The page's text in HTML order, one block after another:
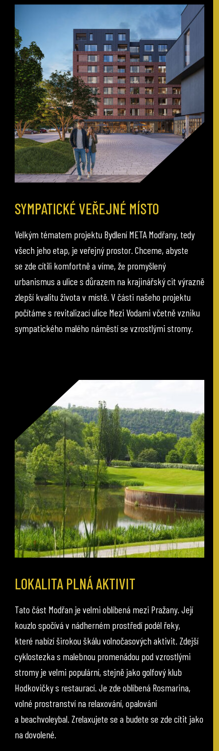
SYMPATICKÉ VEŘEJNÉ MÍSTO
Velkým tématem projektu Bydlení META Modřany, tedy
všech jeho etap, je veřejný prostor. Chceme, abyste
se zde cítili komfortně a víme, že promyšlený
urbanismus a ulice s důrazem na krajinářský cit výrazně
zlepší kvalitu života v místě. V části našeho projektu
počítáme s revitalizací ulice Mezi Vodami včetně vzniku
sympatického malého náměstí se vzrostlými stromy.
LOKALITA PLNÁ AKTIVIT
Tato část Modřan je velmi oblíbená mezi Pražany. Její
kouzlo spočívá v nádherném prostředí podél řeky,
které nabízí širokou škálu volnočasových aktivit. Zdejší
cyklostezka s malebnou promenádou pod vzrostlými
stromy je velmi populární, stejně jako golfový klub
Hodkovičky s restaurací. Je zde oblíbená Rosmarina,
volné prostranství na relaxování, opalování
a beachvoleybal. Zrelaxujete se a budete se zde cítit jako
na dovolené.